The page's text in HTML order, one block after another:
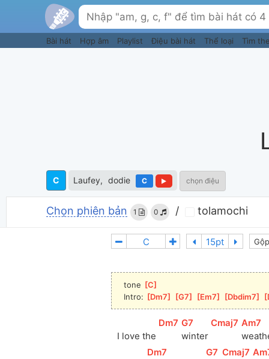
Bài hát Hợp âm Playlist Điệu bài hát Thể loại Tìm
C Laufey dodie C chọn điệu
Chọn phiên bản 1 0 / tolamochi
tone [C
Intro: [Dm7 [G7 [Em7 [Dbdim7 [
I love the
[Dm7 ]
[
G7
winter
[
Cmaj7 ]
[
Am7
[Dm7 [
G7 ][
Cmaj7 ]
[